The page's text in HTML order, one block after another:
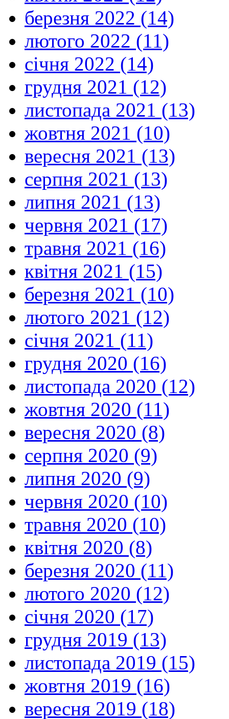
березня 2022 (14)
лютого 2022 (11)
січня 2022 (14)
грудня 2021 (12)
листопада 2021 (13)
жовтня 2021 (10)
вересня 2021 (13)
серпня 2021 (13)
липня 2021 (13)
червня 2021 (17)
травня 2021 (16)
квітня 2021 (15)
березня 2021 (10)
лютого 2021 (12)
січня 2021 (11)
грудня 2020 (16)
листопада 2020 (12)
жовтня 2020 (11)
вересня 2020 (8)
серпня 2020 (9)
липня 2020 (9)
червня 2020 (10)
травня 2020 (10)
квітня 2020 (8)
березня 2020 (11)
лютого 2020 (12)
січня 2020 (17)
грудня 2019 (13)
листопада 2019 (15)
жовтня 2019 (16)
вересня 2019 (18)